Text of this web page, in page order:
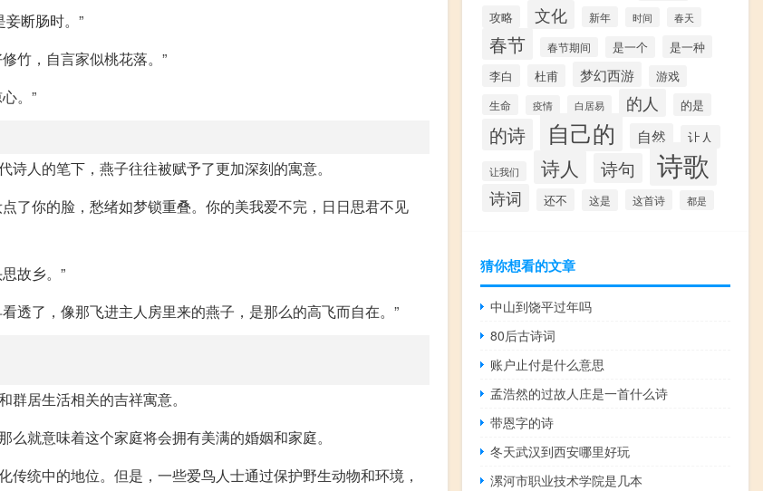
断肠时。”
竹，自言家似桃花落。”
。”
人的笔下，燕子往往被赋予了更加深刻的寓意。
了你的脸，愁绪如梦锁重叠。你的美我爱不完，日日思君不见
故乡。”
透了，像那飞进主人房里来的燕子，是那么的高飞而自在。”
居生活相关的吉祥寓意。
就意味着这个家庭将会拥有美满的婚姻和家庭。
统中的地位。但是，一些爱鸟人士通过保护野生动物和环境，
攻略 文化 新年 时间 春天
春节 春节期间 是一个
是一种
李白
杜甫 梦幻西游 游戏
生命 疫情 白居易 的人 的是
的诗 自己的 自然 让人
让我们 诗人 诗句 诗歌
诗词 还不 这是 这首诗 都是
猜你想看的文章
中山到饶平过年吗
80后古诗词
账户止付是什么意思
孟浩然的过故人庄是一首什么诗
带恩字的诗
冬天武汉到西安哪里好玩
漯河市职业技术学院是几本